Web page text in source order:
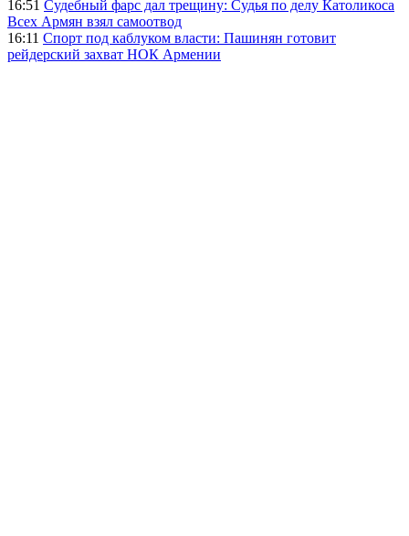
16:51 Судебный фарс дал трещину: Судья по делу Католикоса
Всех Армян взял самоотвод
16:11 Спорт под каблуком власти: Пашинян готовит
рейдерский захват НОК Армении